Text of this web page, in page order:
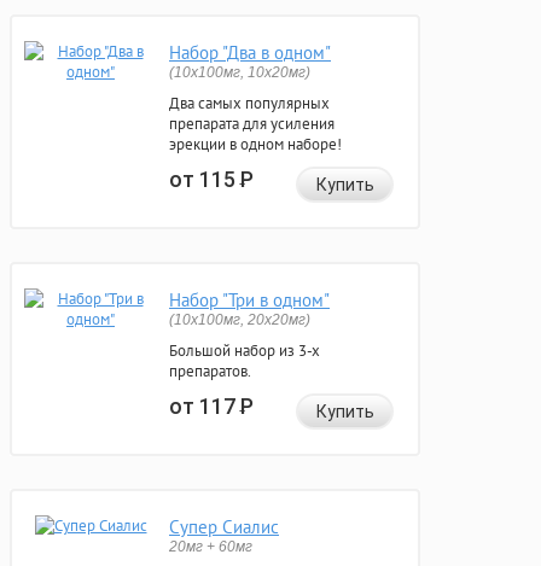
Набор "Два в одном"
(10x100мг, 10x20мг)
Два самых популярных
препарата для усиления
эрекции в одном наборе!
от 115Р Купить
Набор "Три в одном"
(10x100мг, 20x20мг)
Большой набор из 3-х
препаратов.
от 117Р Купить
Супер Сиалис
20мг + 60мг